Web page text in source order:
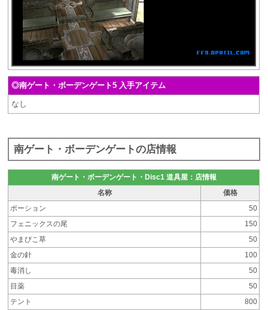
◎南ゲート・ボーデンゲート5 入手アイテム
なし
南ゲート・ボーデンゲートの店情報
南ゲート・ボーデンゲート・Disc1 道具屋：店情報
名称
価格
ポーション
50
フェニックスの尾
150
やまびこ草
50
金の針
100
毒消し
50
目薬
50
テント
800